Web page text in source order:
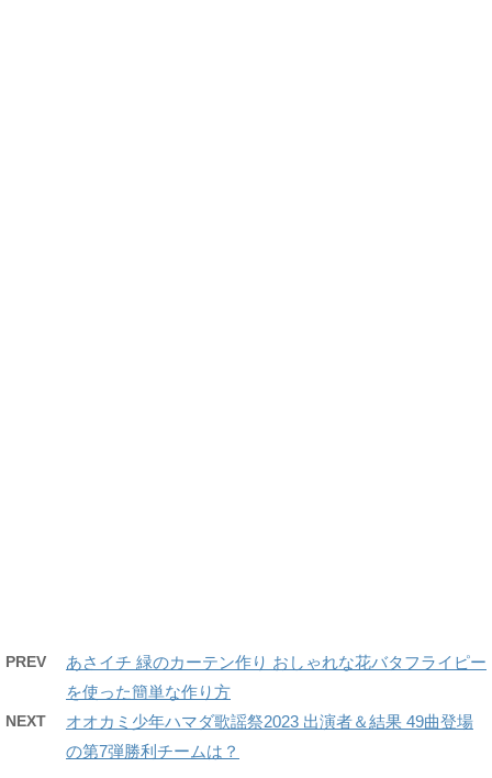
PREV
あさイチ 緑のカーテン作り おしゃれな花バタフライピー
を使った簡単な作り方
NEXT
オオカミ少年ハマダ歌謡祭2023 出演者＆結果 49曲登場
の第7弾勝利チームは？